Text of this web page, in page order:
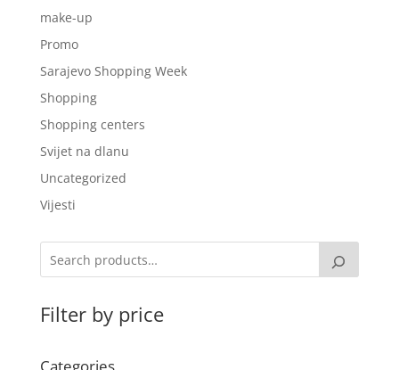
make-up
Promo
Sarajevo Shopping Week
Shopping
Shopping centers
Svijet na dlanu
Uncategorized
Vijesti
Filter by price